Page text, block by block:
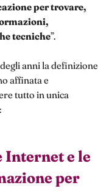
per trovare,
tecniche”.
anni la definizione
affinata e
tutto in unica
Internet e le
per